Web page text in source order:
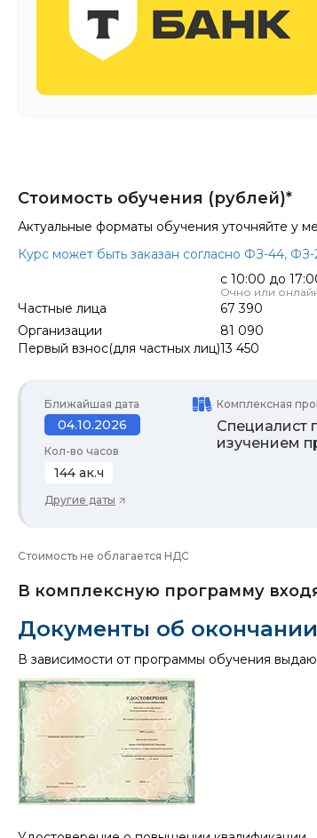
Стоимость обучения (рублей)*
Актуальные форматы обучения уточняйте у
Курс может быть заказан согласно ФЗ-44,
с 10:00 до
Очно или
Частные лица
67 390
Организации
81 090
Первый взнос(для частных лиц)13 450
Ближайшая дата
04.10.2026
Кол-во часов
144 ак.ч
Другие даты
Комплексная
Специалист
изучением
Стоимость не облагается НДС
В комплексную программу
Документы об окончании
В зависимости от программы обучения